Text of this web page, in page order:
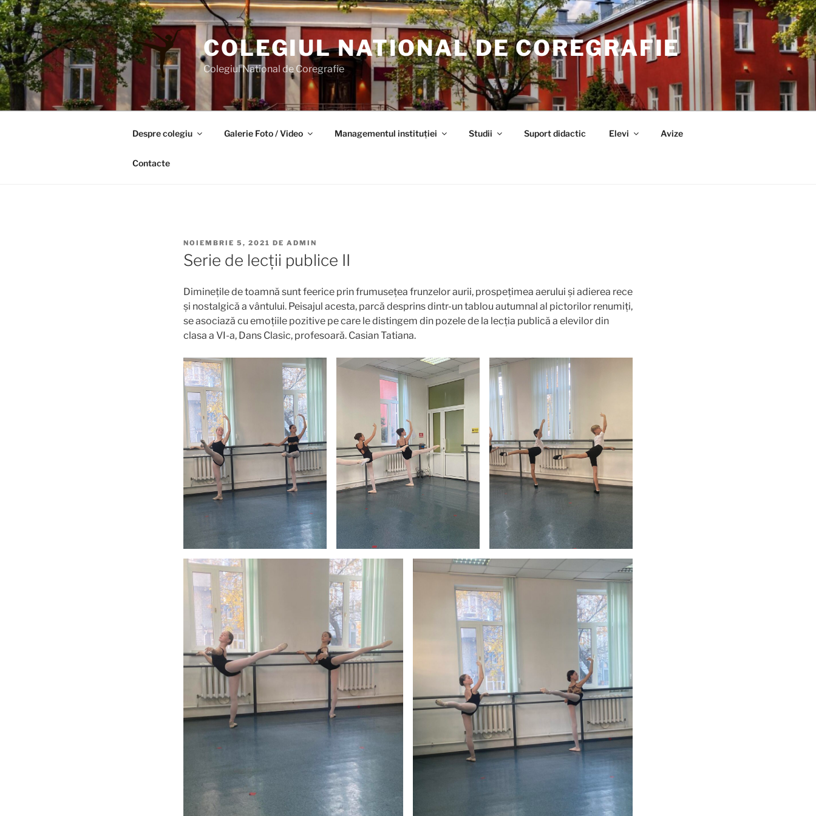
Sari
la
conținut
COLEGIUL NATIONAL DE COREGRAFIE
Colegiul National de Coregrafie
Despre colegiu Galerie Foto / Video Managementul instituției Studii Suport didactic Elevi Avize
Contacte
PUBLICAT
PE
NOIEMBRIE 5, 2021 DE ADMIN
Serie de lecții publice II
Diminețile de toamnă sunt feerice prin frumusețea frunzelor aurii, prospețimea aerului și adierea rece
și nostalgică a vântului. Peisajul acesta, parcă desprins dintr-un tablou autumnal al pictorilor renumiți,
se asociază cu emoțiile pozitive pe care le distingem din pozele de la lecția publică a elevilor din
clasa a VI-a, Dans Clasic, profesoară. Casian Tatiana.